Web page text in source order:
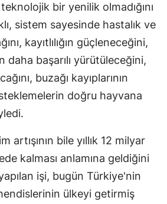
bir yenilik olmadığını
sistem sayesinde hastalık ve
kayıtlılığın güçleneceğini,
daha başarılı yürütüleceğini,
buzağı kayıplarının
doğru hayvana
artışının bile yıllık 12 milyar
kalması anlamına geldiğini
işi, bugün Türkiye'nin
ülkeyi getirmiş